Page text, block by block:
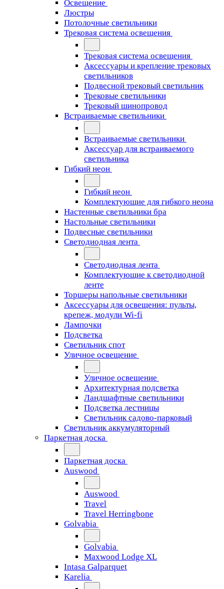
Освещение
Люстры
Потолочные светильники
Трековая система освещения
Трековая система освещения
Аксессуары и крепление трековых
светильников
Подвесной трековый светильник
Трековые светильники
Трековый шинопровод
Встраиваемые светильники
Встраиваемые светильники
Аксессуар для встраиваемого
светильника
Гибкий неон
Гибкий неон
Комплектующие для гибкого неона
Настенные светильники бра
Настольные светильники
Подвесные светильники
Светодиодная лента
Светодиодная лента
Комплектующие к светодиодной
ленте
Торшеры напольные светильники
Аксессуары для освещения: пульты,
крепеж, модули Wi-fi
Лампочки
Подсветка
Светильник спот
Уличное освещение
Уличное освещение
Архитектурная подсветка
Ландшафтные светильники
Подсветка лестницы
Светильник садово-парковый
Светильник аккумуляторный
Паркетная доска
Паркетная доска
Auswood
Auswood
Travel
Travel Herringbone
Golvabia
Golvabia
Maxwood Lodge XL
Intasa Galparquet
Karelia